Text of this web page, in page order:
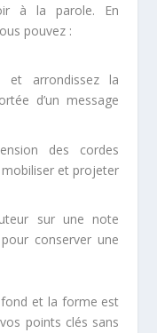
à la parole. En
pouvez :
et arrondissez la
d’un message
des cordes
mobiliser et projeter
sur une note
conserver une
et la forme est
points clés sans